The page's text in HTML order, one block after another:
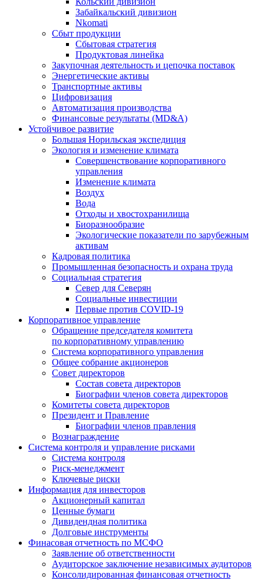
Забайкальский дивизион
Nkomati
Сбыт продукции
Сбытовая стратегия
Продуктовая линейка
Закупочная деятельность и цепочка поставок
Энергетические активы
Транспортные активы
Цифровизация
Автоматизация производства
Финансовые результаты (MD&A)
Устойчивое развитие
Большая Норильская экспедиция
Экология и изменение климата
Совершенствование корпоративного
управления
Изменение климата
Воздух
Вода
Отходы и хвостохранилища
Биоразнообразие
Экологические показатели по зарубежным
активам
Кадровая политика
Промышленная безопасность и охрана труда
Социальная стратегия
Север для Северян
Социальные инвестиции
Первые против COVID‑19
Корпоративное управление
Обращение председателя комитета
по корпоративному управлению
Система корпоративного управления
Общее собрание акционеров
Совет директоров
Состав совета директоров
Биографии членов совета директоров
Комитеты совета директоров
Президент и Правление
Биографии членов правления
Вознаграждение
Система контроля и управление рисками
Система контроля
Риск-менеджмент
Ключевые риски
Информация для инвесторов
Акционерный капитал
Ценные бумаги
Дивидендная политика
Долговые инструменты
Финасовая отчетность по МСФО
Заявление об ответственности
Аудиторское заключение независимых аудиторов
Консолидированная финансовая отчетность